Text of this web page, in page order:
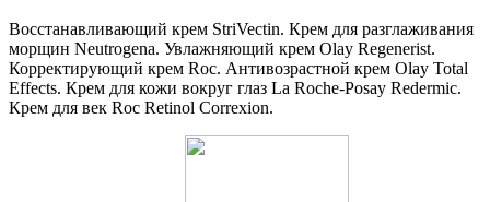
Восстанавливающий крем StriVectin. Крем для разглаживания
морщин Neutrogena. Увлажняющий крем Olay Regenerist.
Корректирующий крем Roc. Антивозрастной крем Olay Total
Effects. Крем для кожи вокруг глаз La Roche-Posay Redermic.
Крем для век Roc Retinol Correxion.